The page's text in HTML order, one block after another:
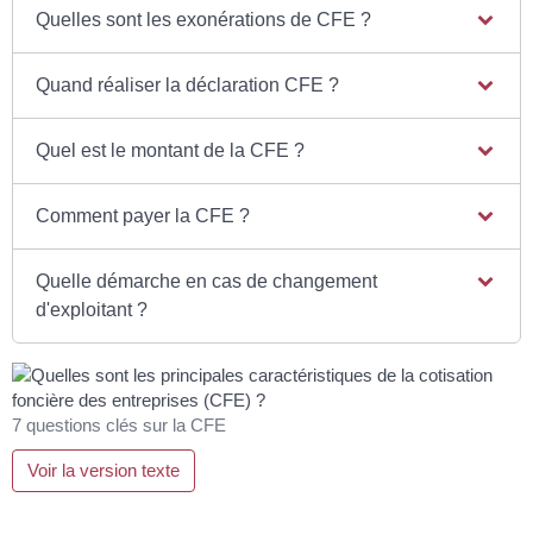
Quelles sont les exonérations de CFE ?
Quand réaliser la déclaration CFE ?
Quel est le montant de la CFE ?
Comment payer la CFE ?
Quelle démarche en cas de changement
d'exploitant ?
7 questions clés sur la CFE
Voir la version texte